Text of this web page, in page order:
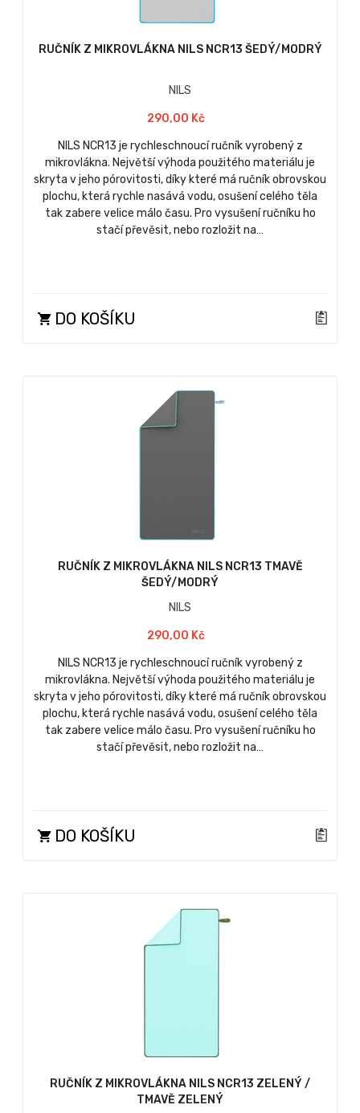
RUČNÍK Z MIKROVLÁKNA NILS NCR13 ŠEDÝ/MODRÝ
NILS
290,00 Kč
NILS NCR13 je rychleschnoucí ručník vyrobený z
mikrovlákna. Největší výhoda použitého materiálu je
skryta v jeho pórovitosti, díky které má ručník obrovskou
plochu, která rychle nasává vodu, osušení celého těla
tak zabere velice málo času. Pro vysušení ručníku ho
stačí převěsit, nebo rozložit na…
DO KOŠÍKU
RUČNÍK Z MIKROVLÁKNA NILS NCR13 TMAVĚ
ŠEDÝ/MODRÝ
NILS
290,00 Kč
NILS NCR13 je rychleschnoucí ručník vyrobený z
mikrovlákna. Největší výhoda použitého materiálu je
skryta v jeho pórovitosti, díky které má ručník obrovskou
plochu, která rychle nasává vodu, osušení celého těla
tak zabere velice málo času. Pro vysušení ručníku ho
stačí převěsit, nebo rozložit na…
DO KOŠÍKU
RUČNÍK Z MIKROVLÁKNA NILS NCR13 ZELENÝ /
TMAVĚ ZELENÝ